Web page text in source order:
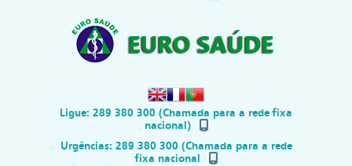
Ligue: 289 380 300 (Chamada para a rede fixa
nacional)
Urgências: 289 380 300 (Chamada para a rede
fixa nacional